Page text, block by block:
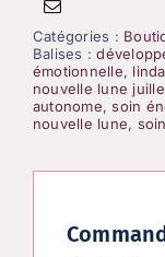
Catégories :
Balises :
émotionnelle,
nouvelle lune
autonome, soin
nouvelle lune,